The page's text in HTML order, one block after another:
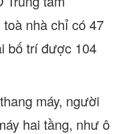
nhà chỉ có 47
bố trí được 104
máy, người
hai tầng, như ô